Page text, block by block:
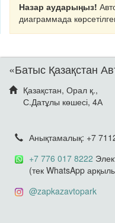
Назар аударыңыз!
диаграммада
«Батыс Қазақстан
Қазақстан, Орал қ.,
С.Датұлы көшесі, 4А
Анықтамалық: +7
+7 776 017 8222
(тек WhatsApp
@zapkazavtopark